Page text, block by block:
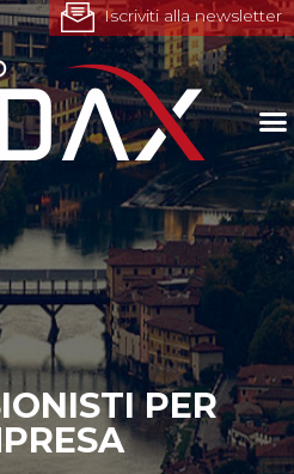
Iscriviti alla newsletter
PER